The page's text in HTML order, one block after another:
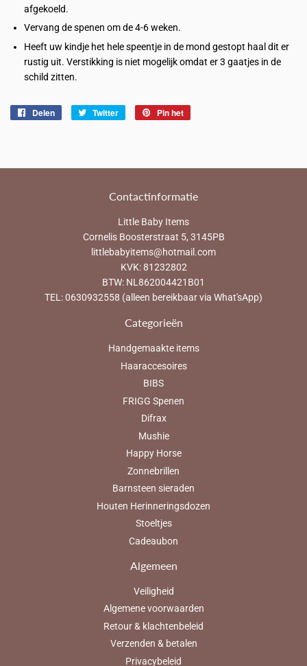
afgekoeld.
Vervang de spenen om de 4-6 weken.
Heeft uw kindje het hele speentje in de mond gestopt haal dit er
rustig uit. Verstikking is niet mogelijk omdat er 3 gaatjes in de
schild zitten.
Delen
Delen
Twitter
TwitterenPin het
Contactinformatie
Little Baby Items
Cornelis Boosterstraat 5, 3145PB
littlebabyitems@hotmail.com
KVK: 81232802
BTW: NL862004421B01
TEL: 0630932558 (alleen bereikbaar via What'sApp)
Categorieën
Handgemaakte items
Haaraccesoires
BIBS
FRIGG Spenen
Difrax
Mushie
Happy Horse
Zonnebrillen
Barnsteen sieraden
Houten Herinneringsdozen
Stoeltjes
Cadeaubon
Algemeen
Veiligheid
Algemene voorwaarden
Retour & klachtenbeleid
Verzenden & betalen
Privacybeleid